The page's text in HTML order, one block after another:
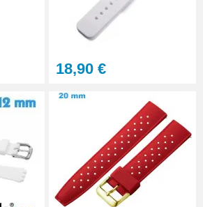
manipulation bracelet montre
Outil pointeau de pose suisse
professionnel BERGEON
18,90 €